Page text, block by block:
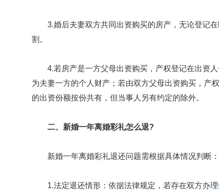
3.婚后夫妻双方共同出资购买的房产，无论登记
割。
4.若房产是一方父母出资购买，产权登记在出资
为夫妻一方的个人财产；若由双方父母出资购买，产
的出资份额按份共有，但当事人另有约定的除外。
二、新婚一年离婚彩礼怎么退?
新婚一年离婚彩礼退还问题需根据具体情况判断：
1.法定退还情形：依据法律规定，若存在双方办理